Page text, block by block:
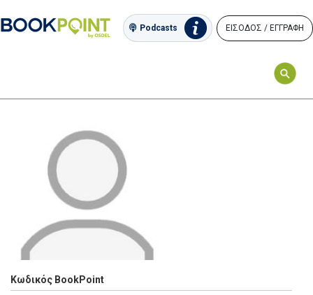
Podcasts ΕΙΣΟΔΟΣ / ΕΓΓΡΑΦΗ
Κωδικός BookPoint